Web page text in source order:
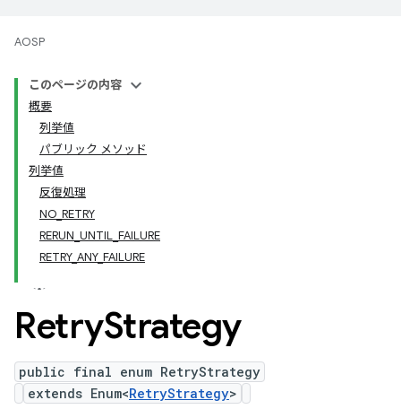
AOSP
このページの内容
概要
列挙値
パブリック メソッド
列挙値
反復処理
NO_RETRY
RERUN_UNTIL_FAILURE
RETRY_ANY_FAILURE
RetryStrategy
public final enum RetryStrategy
extends Enum<RetryStrategy>